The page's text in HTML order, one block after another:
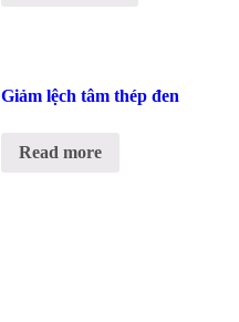
Giảm lệch tâm thép đen
Read more